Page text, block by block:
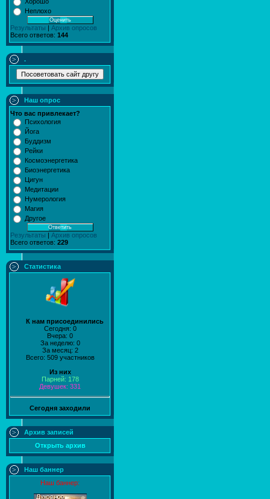
Неплохо
Результаты
Архив опросов
Всего ответов: 144
.
Наш опрос
Что вас привлекает?
Психология
Йога
Буддизм
Рейки
Космоэнергетика
Биоэнергетика
Цигун
Медитации
Нумерология
Магия
Другое
Результаты | Архив опросов
Всего ответов: 229
Статистика
К нам присоединились
Сегодня: 0
Вчера: 0
За неделю: 0
За месяц: 2
Всего: 509 участников
Из них
Парней: 178
Девушек: 331
Сегодня заходили
Архив записей
Открыть архив
Наш баннер
Наш баннер: